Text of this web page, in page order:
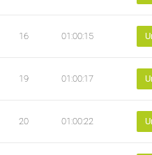
16 01:00:15
19 01:00:17
20 01:00:22